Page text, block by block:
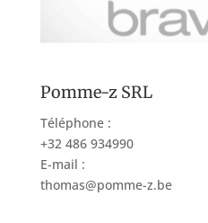
Pomme-z SRL
Téléphone :
+32 486 934990
E-mail :
thomas@pomme-z.be